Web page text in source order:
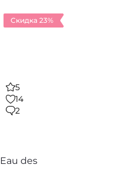
Скидка 23%
5
14
2
Eau des